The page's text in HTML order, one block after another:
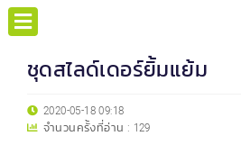
ชุดสไลด์เดอร์ยิ้มแย้ม
2020-05-18 09:18
จำนวนครั้งที่อ่าน : 129